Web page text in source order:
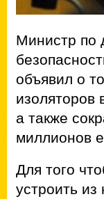
Министр по
объявил о
изоляторов
а также
миллионов
Для того
устроить